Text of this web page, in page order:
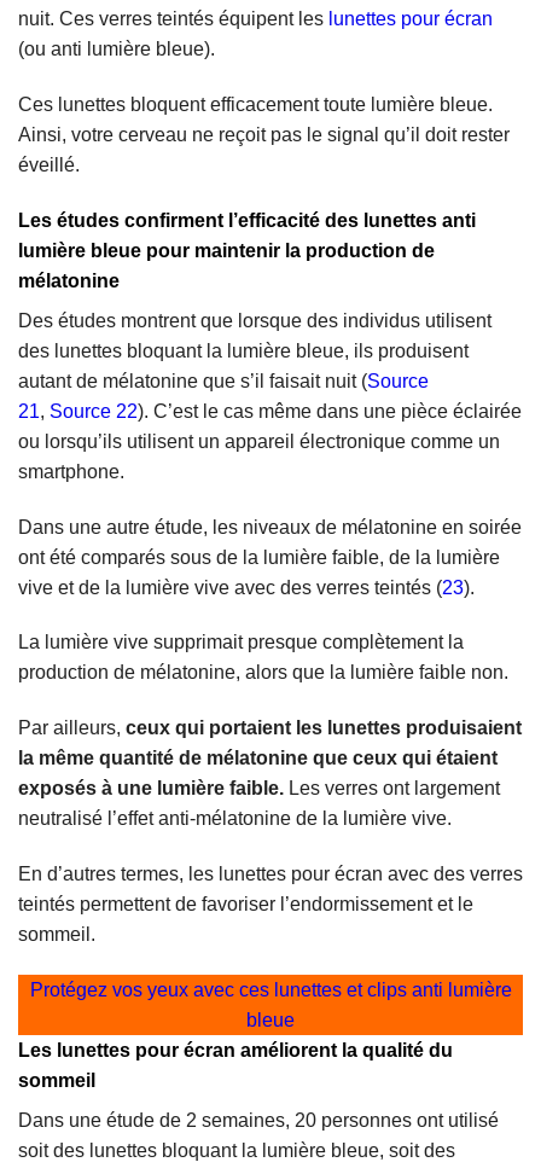
nuit. Ces verres teintés équipent les lunettes pour écran
(ou anti lumière bleue).
Ces lunettes bloquent efficacement toute lumière bleue.
Ainsi, votre cerveau ne reçoit pas le signal qu’il doit rester
éveillé.
Les études confirment l’efficacité des lunettes anti
lumière bleue pour maintenir la production de
mélatonine
Des études montrent que lorsque des individus utilisent
des lunettes bloquant la lumière bleue, ils produisent
autant de mélatonine que s’il faisait nuit (Source
21, Source 22). C’est le cas même dans une pièce éclairée
ou lorsqu’ils utilisent un appareil électronique comme un
smartphone.
Dans une autre étude, les niveaux de mélatonine en soirée
ont été comparés sous de la lumière faible, de la lumière
vive et de la lumière vive avec des verres teintés (23).
La lumière vive supprimait presque complètement la
production de mélatonine, alors que la lumière faible non.
Par ailleurs, ceux qui portaient les lunettes produisaient
la même quantité de mélatonine que ceux qui étaient
exposés à une lumière faible. Les verres ont largement
neutralisé l’effet anti-mélatonine de la lumière vive.
En d’autres termes, les lunettes pour écran avec des verres
teintés permettent de favoriser l’endormissement et le
sommeil.
Protégez vos yeux avec ces lunettes et clips anti lumière
bleue
Les lunettes pour écran améliorent la qualité du
sommeil
Dans une étude de 2 semaines, 20 personnes ont utilisé
soit des lunettes bloquant la lumière bleue, soit des